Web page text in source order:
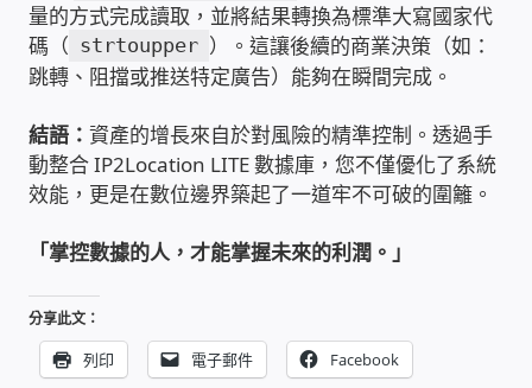
防盜保全-安防設備
鎧鋒企業(KCA)智能監視系統
太陽能系統監視器
監視器 信和 TBC 固定IP
監視器RS485開門開鐵門開燈開保全
量的方式完成讀取，並將結果轉換為標準大寫國家代
碼（ strtoupper ）。這讓後續的商業決策（如：
跳轉、阻擋或推送特定廣告）能夠在瞬間完成。
結語：資產的增長來自於對風險的精準控制。透過手
動整合 IP2Location LITE 數據庫，您不僅優化了系統
效能，更是在數位邊界築起了一道牢不可破的圍籬。
「掌控數據的人，才能掌握未來的利潤。」
分享此文：
列印 電子郵件 Facebook